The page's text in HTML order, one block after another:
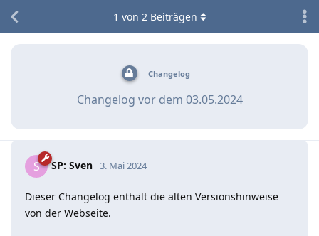
Changelog
Changelog vor dem 03.05.2024
1 von 2Beiträgen
S SP: Sven 3. Mai 2024
Dieser Changelog enthält die alten Versionshinweise
von der Webseite.